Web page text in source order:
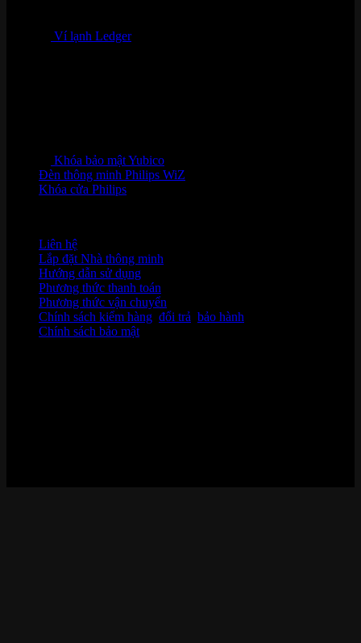
Ví lạnh Ledger
Khóa bảo mật Yubico
Đèn thông minh Philips WiZ
Khóa cửa Philips
Liên hệ
Lắp đặt Nhà thông minh
Hướng dẫn sử dụng
Phương thức thanh toán
Phương thức vận chuyển
Chính sách kiểm hàng đổi trả bảo hành
Chính sách bảo mật